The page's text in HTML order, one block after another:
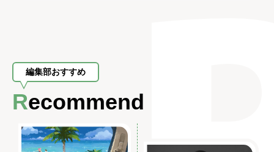
編集部おすすめ
Recommend